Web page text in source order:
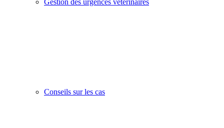
Gestion des urgences vétérinaires
Conseils sur les cas